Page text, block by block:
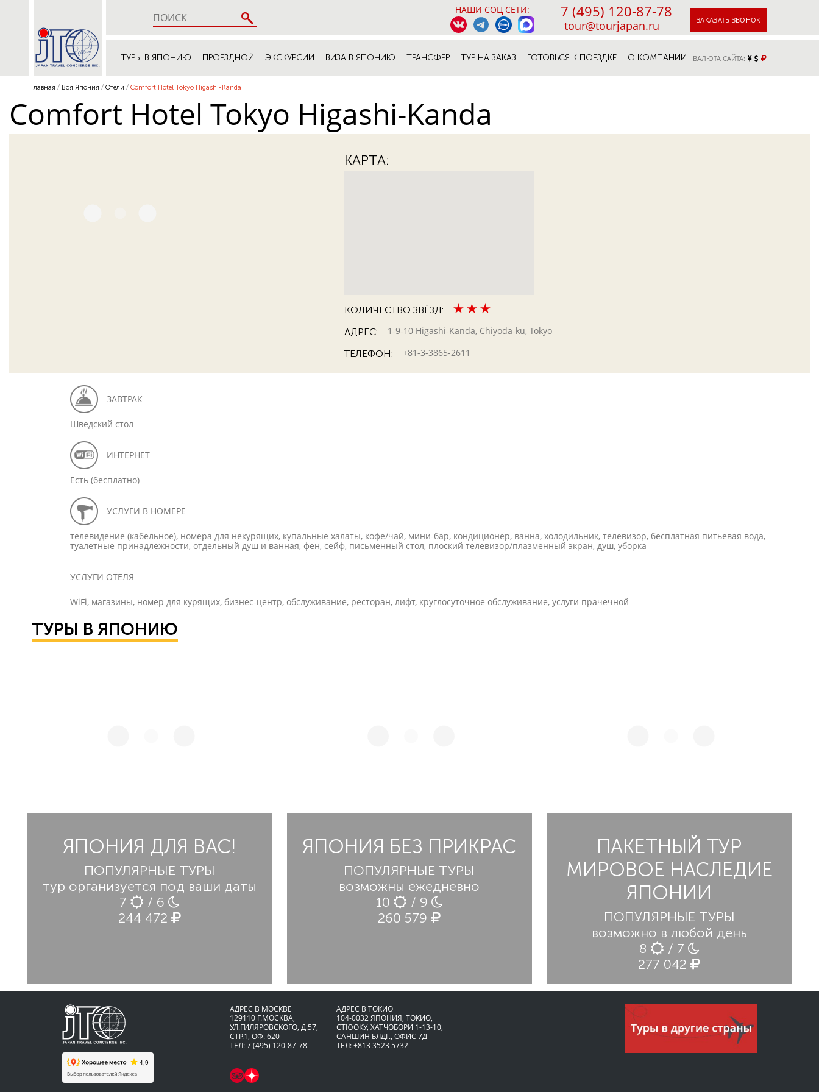
НАШИ СОЦ СЕТИ: 7 (495) 120-87-78
tour@tourjapan.ru ЗАКАЗАТЬ ЗВОНОК
ТУРЫ В ЯПОНИЮ ПРОЕЗДНОЙ ЭКСКУРСИИ ВИЗА В ЯПОНИЮ ТРАНСФЕР ТУР НА ЗАКАЗ ГОТОВЬСЯ К ПОЕЗДКЕ О КОМПАНИИ ВАЛЮТА САЙТА:
Главная Вся Япония Отели Comfort Hotel Tokyo Higashi-Kanda
Comfort Hotel Tokyo Higashi-Kanda
КАРТА:
КОЛИЧЕСТВО ЗВЁЗД:
АДРЕС:
1-9-10 Higashi-Kanda, Chiyoda-ku, Tokyo
ТЕЛЕФОН:
+81-3-3865-2611
ЗАВТРАК
Шведский стол
ИНТЕРНЕТ
Есть (бесплатно)
УСЛУГИ В НОМЕРЕ
телевидение (кабельное), номера для некурящих, купальные халаты, кофе/чай, мини-бар, кондиционер, ванна, холодильник, телевизор, бесплатная питьевая вода,
туалетные принадлежности, отдельный душ и ванная, фен, сейф, письменный стол, плоский телевизор/плазменный экран, душ, уборка
УСЛУГИ ОТЕЛЯ
WiFi, магазины, номер для курящих, бизнес-центр, обслуживание, ресторан, лифт, круглосуточное обслуживание, услуги прачечной
ТУРЫ В ЯПОНИЮ
ЯПОНИЯ ДЛЯ ВАС!
ПОПУЛЯРНЫЕ ТУРЫ
тур организуется под ваши даты
7
/ 6
244 472
ЯПОНИЯ БЕЗ ПРИКРАС
ПОПУЛЯРНЫЕ ТУРЫ
возможны ежедневно
10
/ 9
260 579
ПАКЕТНЫЙ ТУР
МИРОВОЕ НАСЛЕДИЕ
ЯПОНИИ
ПОПУЛЯРНЫЕ ТУРЫ
возможно в любой день
8
/ 7
277 042
АДРЕС В МОСКВЕ
129110 Г.МОСКВА,
УЛ.ГИЛЯРОВСКОГО, Д.57,
СТР.1, ОФ. 620
ТЕЛ: 7 (495) 120-87-78
АДРЕС В ТОКИО
104-0032 ЯПОНИЯ, ТОКИО,
CТЮОКУ, ХАТЧОБОРИ 1-13-10,
САНШИН БЛДГ., ОФИС 7Д
ТЕЛ: +813 3523 5732